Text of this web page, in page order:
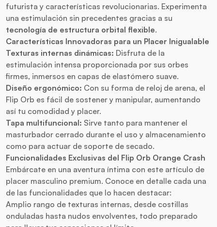
futurista y características revolucionarias. Experimenta
una estimulación sin precedentes gracias a su
tecnología de estructura orbital flexible.
Características Innovadoras para un Placer Inigualable
Texturas internas dinámicas: Disfruta de la
estimulación intensa proporcionada por sus orbes
firmes, inmersos en capas de elastómero suave.
Diseño ergonómico: Con su forma de reloj de arena, el
Flip Orb es fácil de sostener y manipular, aumentando
así tu comodidad y placer.
Tapa multifuncional: Sirve tanto para mantener el
masturbador cerrado durante el uso y almacenamiento
como para actuar de soporte de secado.
Funcionalidades Exclusivas del Flip Orb Orange Crash
Embárcate en una aventura íntima con este artículo de
placer masculino premium. Conoce en detalle cada una
de las funcionalidades que lo hacen destacar:
Amplio rango de texturas internas, desde costillas
onduladas hasta nudos envolventes, todo preparado